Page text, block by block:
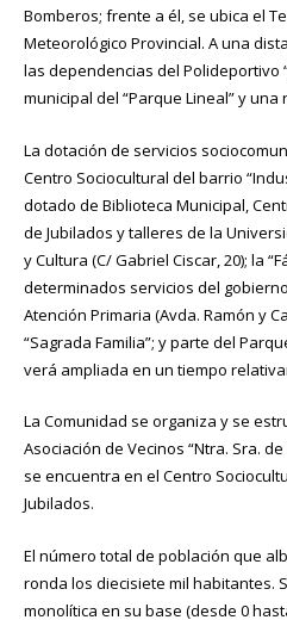
Bomberos; frente a él, se ubica el
Meteorológico Provincial. A una
las dependencias del Polideportivo
municipal del “Parque Lineal” y
La dotación de servicios
Centro Sociocultural del barrio
dotado de Biblioteca Municipal,
de Jubilados y talleres de la
y Cultura (C/ Gabriel Ciscar, 20); la
determinados servicios del
Atención Primaria (Avda. Ramón y
“Sagrada Familia”; y parte del
verá ampliada en un tiempo
La Comunidad se organiza y se
Asociación de Vecinos “Ntra. Sra.
se encuentra en el Centro
Jubilados.
El número total de población que
ronda los diecisiete mil habitantes.
monolítica en su base (desde 0